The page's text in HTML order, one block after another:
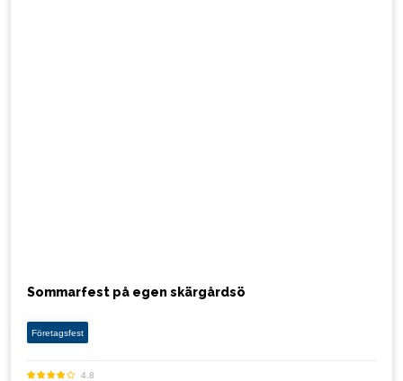
Sommarfest på egen skärgårdsö
Företagsfest
4.8